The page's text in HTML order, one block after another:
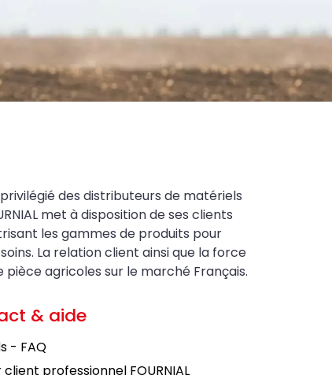
des distributeurs de matériels
met à disposition de ses clients
les gammes de produits pour
La relation client ainsi que la force
pièce agricoles sur le marché Français.
& aide
- FAQ
professionnel FOURNIAL